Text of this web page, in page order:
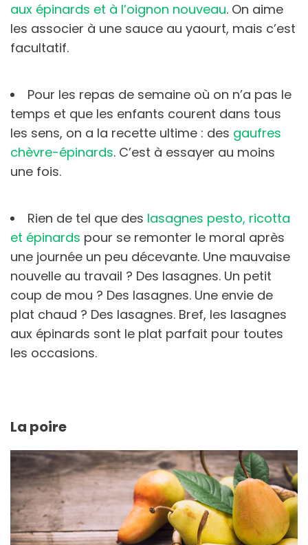
aux épinards et à l’oignon nouveau. On aime
les associer à une sauce au yaourt, mais c’est
facultatif.
Pour les repas de semaine où on n’a pas le
temps et que les enfants courent dans tous
les sens, on a la recette ultime : des gaufres
chèvre-épinards. C’est à essayer au moins
une fois.
Rien de tel que des lasagnes pesto, ricotta
et épinards pour se remonter le moral après
une journée un peu décevante. Une mauvaise
nouvelle au travail ? Des lasagnes. Un petit
coup de mou ? Des lasagnes. Une envie de
plat chaud ? Des lasagnes. Bref, les lasagnes
aux épinards sont le plat parfait pour toutes
les occasions.
La poire